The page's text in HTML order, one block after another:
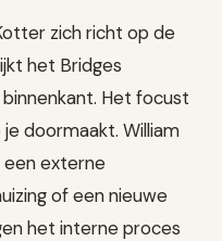
zich richt op de
het Bridges
Het focust
doormaakt. William
een externe
of een nieuwe
het interne proces